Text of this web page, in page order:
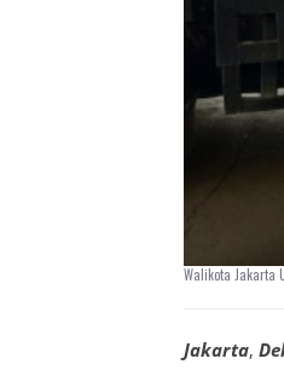
Walikota Jakarta
Jakarta,